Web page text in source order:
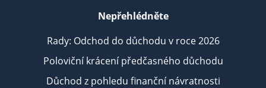
Nepřehlédněte
Rady: Odchod do důchodu v roce 2026
Poloviční krácení předčasného důchodu
Důchod z pohledu finanční návratnosti